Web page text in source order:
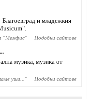
и младежкия
"Мемфис" Подобни сайтове
музика, музика от
уши... " Подобни сайтове